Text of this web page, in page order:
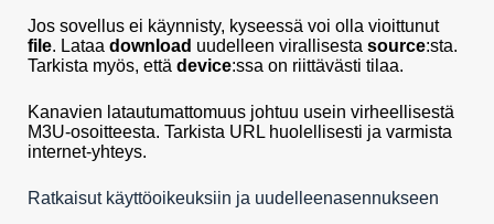
Jos sovellus ei käynnisty, kyseessä voi olla vioittunut
file. Lataa download uudelleen virallisesta source:sta.
Tarkista myös, että device:ssa on riittävästi tilaa.
Kanavien latautumattomuus johtuu usein virheellisestä
M3U-osoitteesta. Tarkista URL huolellisesti ja varmista
internet-yhteys.
Ratkaisut käyttöoikeuksiin ja uudelleenasennukseen